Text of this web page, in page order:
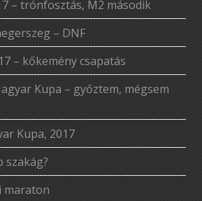
– trónfosztás, M2 második
– DNF
– kőkemény csapatás
Kupa – győztem, mégsem
Kupa, 2017
szakág?
maraton